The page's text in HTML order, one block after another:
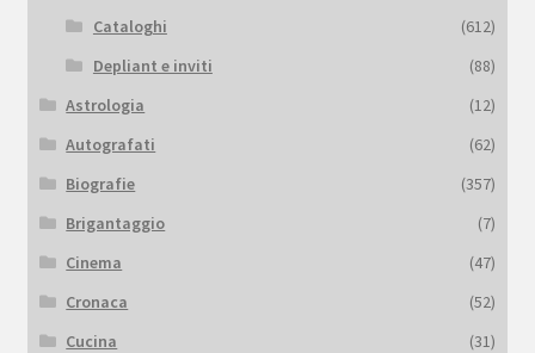
Cataloghi
(612)
Depliant e inviti
(88)
Astrologia
(12)
Autografati
(62)
Biografie
(357)
Brigantaggio
(7)
Cinema
(47)
Cronaca
(52)
Cucina
(31)